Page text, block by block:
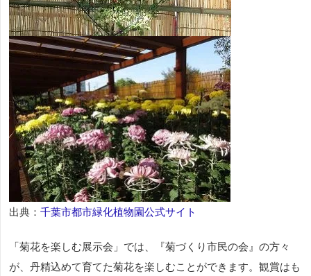
出典： 千葉市都市緑化植物園公式サイト
「菊花を楽しむ展示会」では、『菊づくり市民の会』の方々
が、丹精込めて育てた菊花を楽しむことができます。観賞はも